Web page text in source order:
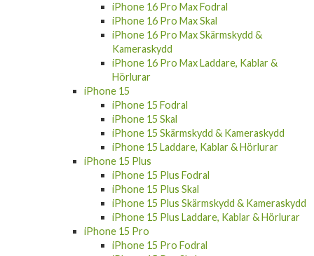
iPhone 16 Pro Max Fodral
iPhone 16 Pro Max Skal
iPhone 16 Pro Max Skärmskydd &
Kameraskydd
iPhone 16 Pro Max Laddare, Kablar &
Hörlurar
iPhone 15
iPhone 15 Fodral
iPhone 15 Skal
iPhone 15 Skärmskydd & Kameraskydd
iPhone 15 Laddare, Kablar & Hörlurar
iPhone 15 Plus
iPhone 15 Plus Fodral
iPhone 15 Plus Skal
iPhone 15 Plus Skärmskydd & Kameraskydd
iPhone 15 Plus Laddare, Kablar & Hörlurar
iPhone 15 Pro
iPhone 15 Pro Fodral